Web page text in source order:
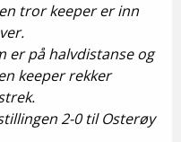
tror keeper er inn
er på halvdistanse og
keeper rekker
2-0 til Osterøy